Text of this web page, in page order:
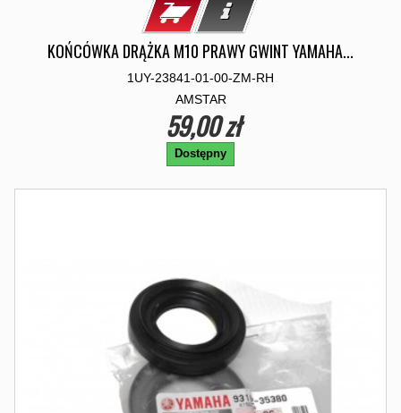
KOŃCÓWKA DRĄŻKA M10 PRAWY GWINT YAMAHA...
1UY-23841-01-00-ZM-RH
AMSTAR
59,00 zł
Dostępny